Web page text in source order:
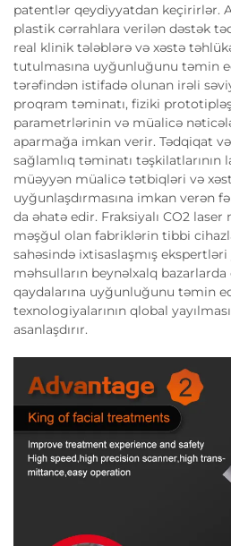
patentlər qeydiyyatdan keçirirlər.
plastik cərrahlara verilən dəstək
real klinik tələblərə və xəstə
tutulmasına uyğunluğunu təmin
tərəfindən istifadə olunan irəli
proqram təminatı, fiziki
parametrlərinin və müalicə
aparmağa imkan verir. Tədqiqat
sağlamlıq təminatı təşkilatlarının
müəyyən müalicə tətbiqləri və
uyğunlaşdırmasına imkan verən
da əhatə edir. Fraksiyalı CO2 laser
məşğul olan fabriklərin tibbi
sahəsində ixtisaslaşmış
məhsulların beynəlxalq
qaydalarına uyğunluğunu təmin
texnologiyalarının qlobal
asanlaşdırır.